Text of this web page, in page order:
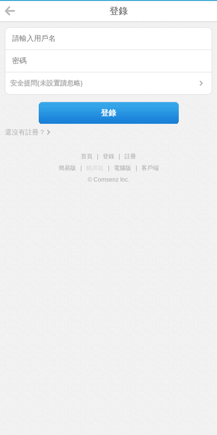
登錄
安全提問(未設置請忽略)
登錄
還沒有註冊？
首頁 登錄
註冊
簡易版
觸屏版 電腦版
客戶端
© Comsenz Inc.